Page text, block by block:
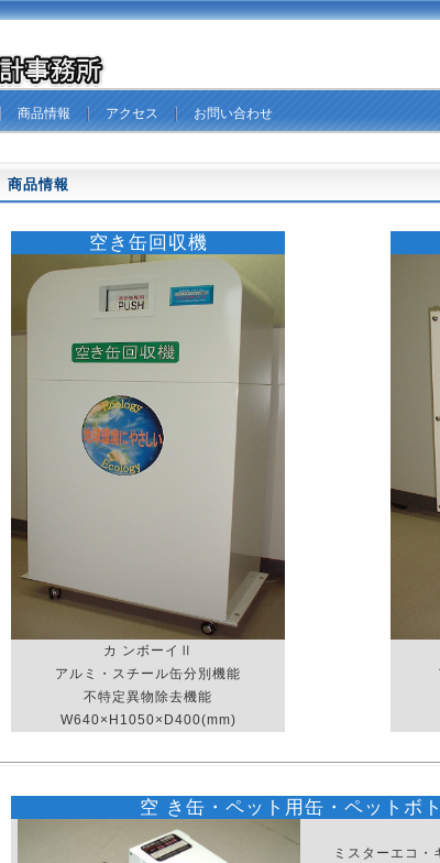
商品情報 アクセス お問い
商品情報
空き缶回収機
カ ンボーイⅡ
アルミ・スチール缶分別機能
不特定異物除去機能
W640×H1050×D400(mm)
空 き缶・ペット用缶・ペットボ
ミスターエ